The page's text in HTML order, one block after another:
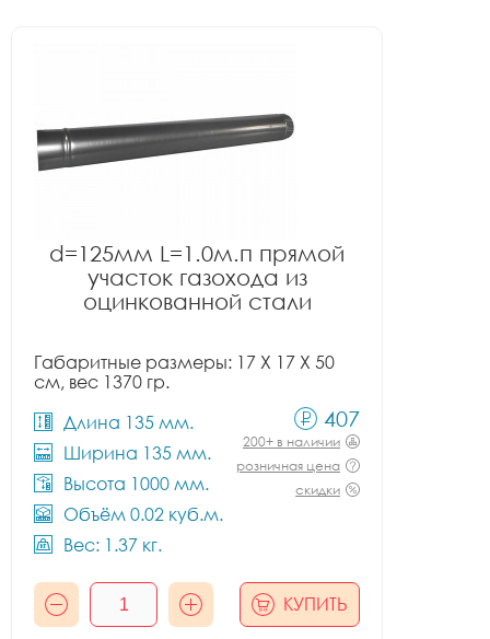
d=125мм L=1.0м.п прямой
участок газохода из
оцинкованной стали
Габаритные размеры: 17 X 17 X 50
см, вес 1370 гр.
Длина 135 мм.
Ширина 135 мм.
Высота 1000 мм.
Объём 0.02 куб.м.
Вес: 1.37 кг.
407
200+ в наличии
розничная цена
скидки
КУПИТЬ